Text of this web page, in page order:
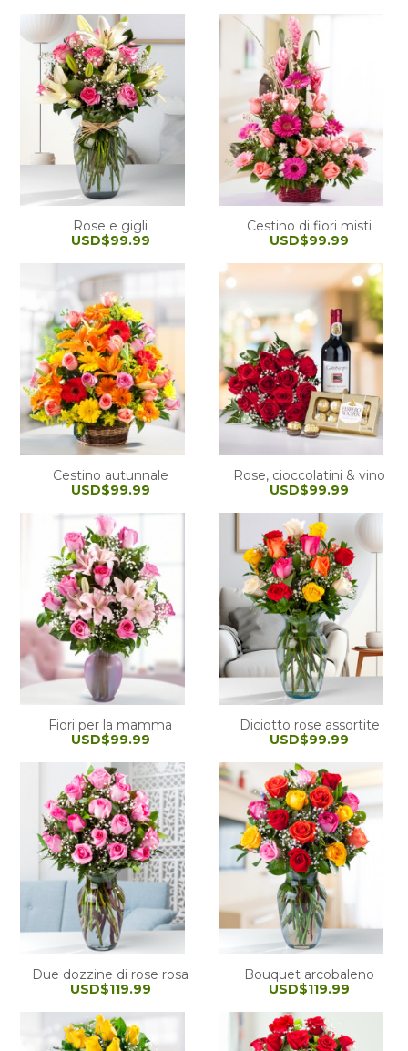
Rose e gigli
USD$99.99
Cestino di fiori misti
USD$99.99
Cestino autunnale
USD$99.99
Rose, cioccolatini & vino
USD$99.99
Fiori per la mamma
USD$99.99
Diciotto rose assortite
USD$99.99
Due dozzine di rose rosa
USD$119.99
Bouquet arcobaleno
USD$119.99